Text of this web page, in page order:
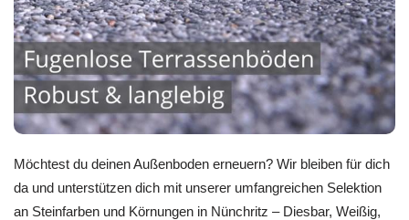
Möchtest du deinen Außenboden erneuern? Wir bleiben für dich
da und unterstützen dich mit unserer umfangreichen Selektion
an Steinfarben und Körnungen in Nünchritz – Diesbar, Weißig,